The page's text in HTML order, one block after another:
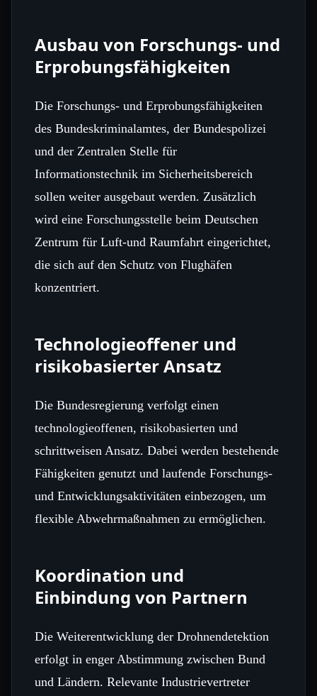
Ausbau von Forschungs- und
Erprobungsfähigkeiten
Die Forschungs- und Erprobungsfähigkeiten
des Bundeskriminalamtes, der Bundespolizei
und der Zentralen Stelle für
Informationstechnik im Sicherheitsbereich
sollen weiter ausgebaut werden. Zusätzlich
wird eine Forschungsstelle beim Deutschen
Zentrum für Luft‑und Raumfahrt eingerichtet,
die sich auf den Schutz von Flughäfen
konzentriert.
Technologieoffener und
risikobasierter Ansatz
Die Bundesregierung verfolgt einen
technologieoffenen, risikobasierten und
schrittweisen Ansatz. Dabei werden bestehende
Fähigkeiten genutzt und laufende Forschungs‑
und Entwicklungsaktivitäten einbezogen, um
flexible Abwehrmaßnahmen zu ermöglichen.
Koordination und
Einbindung von Partnern
Die Weiterentwicklung der Drohnendetektion
erfolgt in enger Abstimmung zwischen Bund
und Ländern. Relevante Industrievertreter